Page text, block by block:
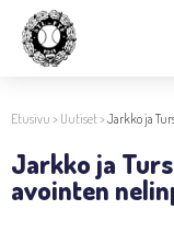
Etusivu > Uutiset>Jarkko ja
Jarkko ja
avointen